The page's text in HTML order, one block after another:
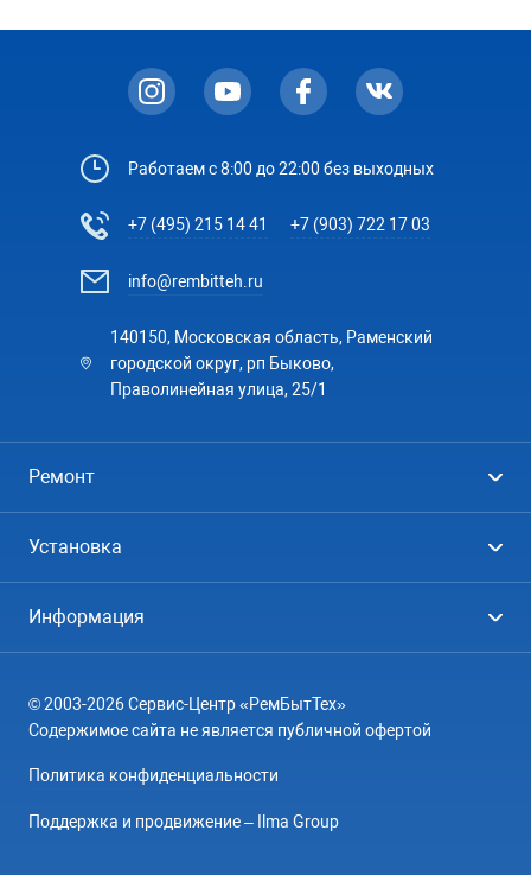
Работаем с 8:00 до 22:00 без выходных
+7 (495) 215 14 41 +7 (903) 722 17 03
info@rembitteh.ru
140150, Московская область, Раменский
городской округ, рп Быково,
Праволинейная улица, 25/1
Ремонт
Посудомоечные машины
Кондиционеры
Варочные панели
Электроплиты
Установка
Кондиционеры
Информация
География
© 2003-2026 Сервис-Центр «РемБытТех»
Содержимое сайта не является публичной офертой
Политика конфиденциальности
Поддержка и продвижение – Ilma Group